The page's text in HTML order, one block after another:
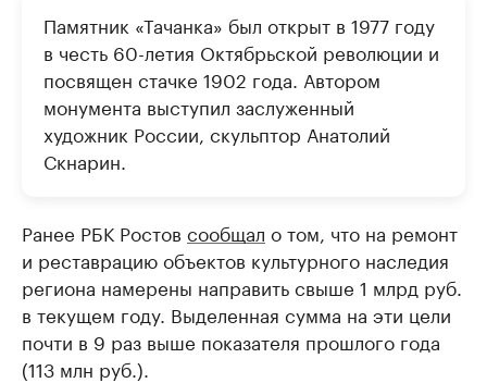
Памятник «Тачанка» был открыт в 1977 году
в честь 60-летия Октябрьской революции и
посвящен стачке 1902 года. Автором
монумента выступил заслуженный
художник России, скульптор Анатолий
Скнарин.
Ранее РБК Ростов сообщал о том, что на ремонт
и реставрацию объектов культурного наследия
региона намерены направить свыше 1 млрд руб.
в текущем году. Выделенная сумма на эти цели
почти в 9 раз выше показателя прошлого года
(113 млн руб.).